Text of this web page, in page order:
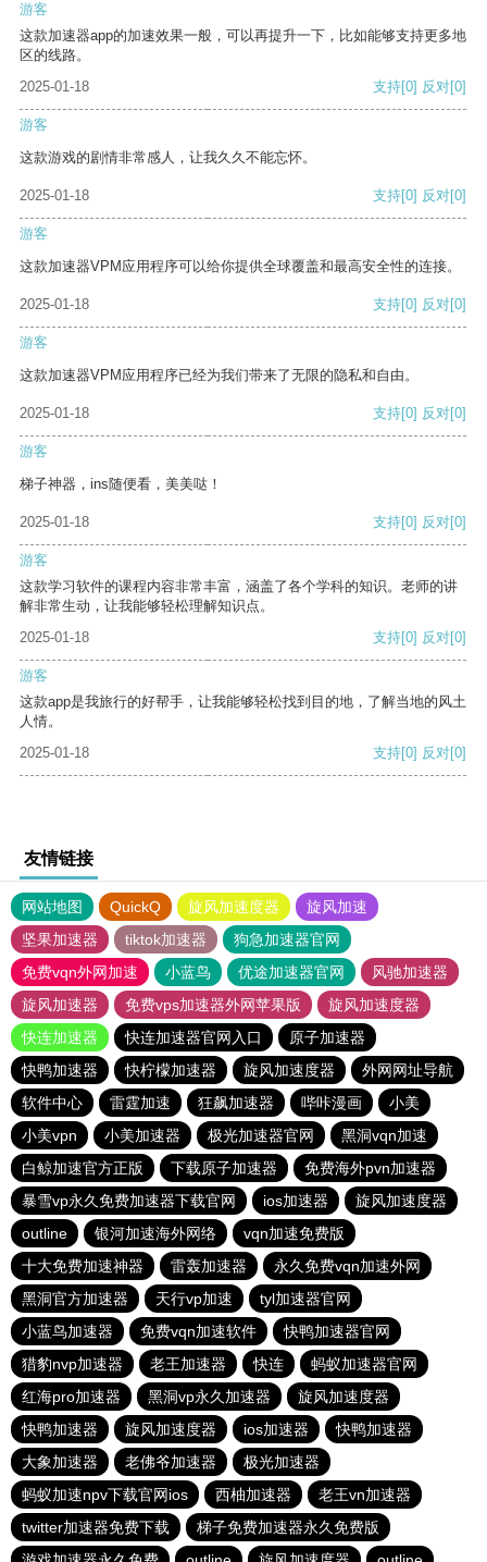
游客
这款加速器app的加速效果一般，可以再提升一下，比如能够支持更多地
区的线路。
2025-01-18
支持[0] 反对[0]
游客
这款游戏的剧情非常感人，让我久久不能忘怀。
2025-01-18 支持[0] 反对[0]
游客
这款加速器VPM应用程序可以给你提供全球覆盖和最高安全性的连接。
2025-01-18 支持[0] 反对[0]
游客
这款加速器VPM应用程序已经为我们带来了无限的隐私和自由。
2025-01-18 支持[0] 反对[0]
游客
梯子神器，ins随便看，美美哒！
2025-01-18 支持[0] 反对[0]
游客
这款学习软件的课程内容非常丰富，涵盖了各个学科的知识。老师的讲
解非常生动，让我能够轻松理解知识点。
2025-01-18
支持[0] 反对[0]
游客
这款app是我旅行的好帮手，让我能够轻松找到目的地，了解当地的风土
人情。
2025-01-18
支持[0] 反对[0]
友情链接
网站地图 QuickQ 旋风加速度器
旋风加速
坚果加速器
tiktok加速器
狗急加速器官网
免费vqn外网加速
小蓝鸟 优途加速器官网
风驰加速器
旋风加速器
免费vps加速器外网苹果版
旋风加速度器
快连加速器
快连加速器官网入口
原子加速器
快鸭加速器
快柠檬加速器 旋风加速度器
外网网址导航
软件中心
雷霆加速 狂飙加速器 哔咔漫画
小美
小美vpn
小美加速器 极光加速器官网
黑洞vqn加速
白鲸加速官方正版
下载原子加速器
免费海外pvn加速器
暴雪vp永久免费加速器下载官网
ios加速器
旋风加速度器
outline
银河加速海外网络
vqn加速免费版
十大免费加速神器
雷轰加速器
永久免费vqn加速外网
黑洞官方加速器
天行vp加速
tyl加速器官网
小蓝鸟加速器
免费vqn加速软件
快鸭加速器官网
猎豹nvp加速器
老王加速器 快连
蚂蚁加速器官网
红海pro加速器
黑洞vp永久加速器
旋风加速度器
快鸭加速器
旋风加速度器 ios加速器
快鸭加速器
大象加速器
老佛爷加速器
极光加速器
蚂蚁加速npv下载官网ios
西柚加速器
老王vn加速器
twitter加速器免费下载
梯子免费加速器永久免费版